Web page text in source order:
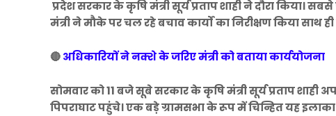
प्रदेश सरकार के कृषि मंत्री सूर्य प्रताप शाही ने दौरा किया।
मंत्री ने मौके पर चल रहे बचाव कार्यों का निरीक्षण किया साथ
🔴अधिकारियों ने नक्शे के जरिए मंत्री को बताया कार्ययोजना
सोमवार को 11 बजे सूबे सरकार के कृषि मंत्री सूर्य प्रताप शाही
पिपराघाट पहुंचे। एक बड़े ग्रामसभा के रूप में चिन्हित यह